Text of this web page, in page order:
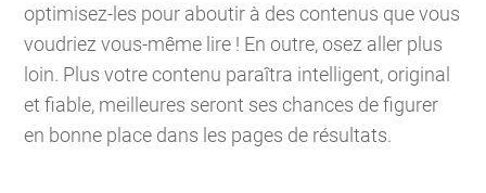
optimisez-les pour aboutir à des contenus que vous
voudriez vous-même lire ! En outre, osez aller plus
loin. Plus votre contenu paraîtra intelligent, original
et fiable, meilleures seront ses chances de figurer
en bonne place dans les pages de résultats.